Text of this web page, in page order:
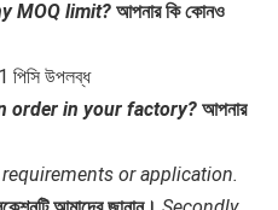
MOQ limit? আপনার কি কোনও
পিসি উপলব্ধ
order in your factory? আপনার
or application.